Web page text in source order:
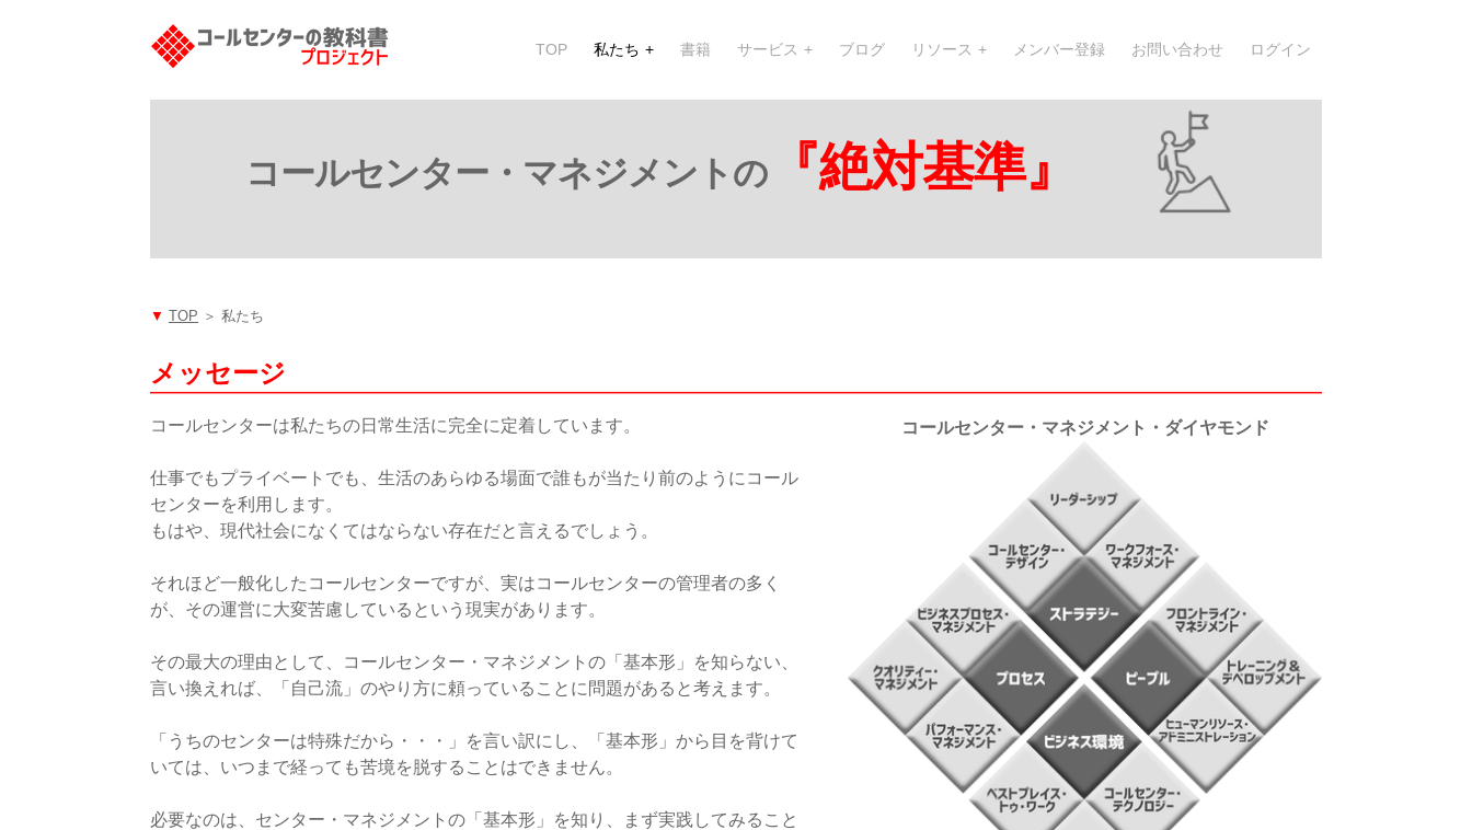
TOP 私たち 書籍 サービス ブログ リソース メンバー登録 お問い合わせ ログイン
コールセンター・マネジメントの 『絶対基準』
▼ TOP ＞ 私たち
メッセージ
コールセンターは私たちの日常生活に完全に定着しています。
仕事でもプライベートでも、生活のあらゆる場面で誰もが当たり前のようにコール
センターを利用します。
​もはや、現代社会になくてはならない存在だと言えるでしょう。
​それほど一般化したコールセンターですが、実はコールセンターの管理者の多く
が、その運営に大変苦慮しているという現実があります。
その最大の理由として、コールセンター・マネジメントの「基本形」を知らない、
言い換えれば、「自己流」のやり方に頼っていることに問題があると考えます。
「うちのセンターは特殊だから・・・」を言い訳にし、「基本形」から目を背けて
いては、いつまで経っても苦境を脱することはできません。
必要なのは、センター・マネジメントの「基本形」を知り、まず実践してみること
コールセンター・マネジメント・ダイヤモンド